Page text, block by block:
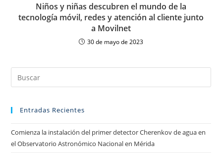
Niños y niñas descubren el mundo de la
tecnología móvil, redes y atención al cliente junto
a Movilnet
30 de mayo de 2023
Entradas Recientes
Comienza la instalación del primer detector Cherenkov de agua en
el Observatorio Astronómico Nacional en Mérida